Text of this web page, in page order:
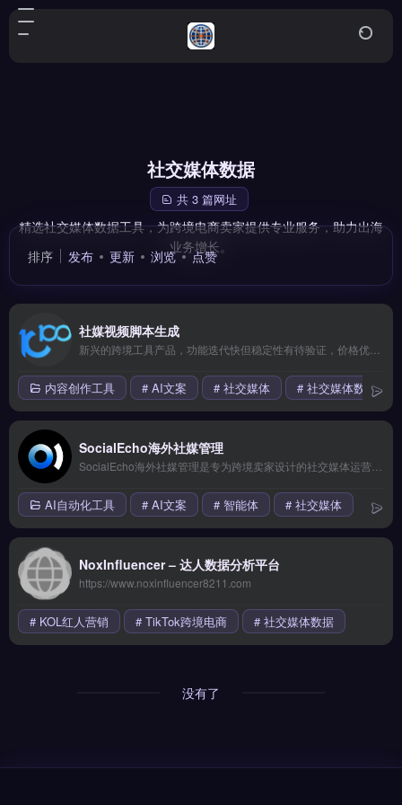
社交媒体数据
共 3 篇网址
精选社交媒体数据工具，为跨境电商卖家提供专业服务，助力出海
业务增长。
排序 发布 更新 浏览 点赞
社媒视频脚本生成
内容创作工具 # AI文案 # 社交媒体 # 社交媒体数据
SocialEcho海外社媒管理
AI自动化工具 # AI文案 # 智能体 # 社交媒体
NoxInfluencer – 达人数据分析平台
https://www.noxinfluencer8211.com
# KOL红人营销 # TikTok跨境电商 # 社交媒体数据
没有了